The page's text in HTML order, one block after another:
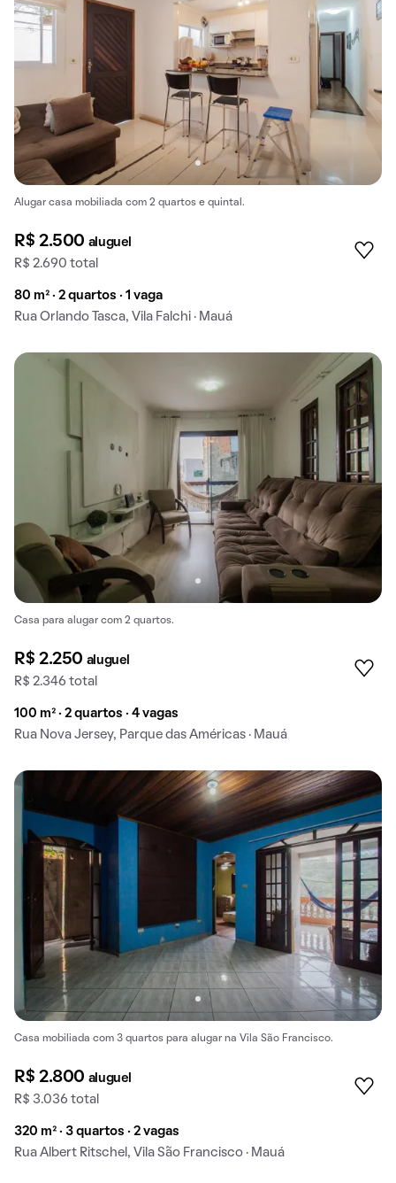
Alugar casa mobiliada com 2 quartos e quintal.
R$ 2.500 aluguel
R$ 2.690 total
80 m² · 2 quartos · 1 vaga
Rua Orlando Tasca, Vila Falchi · Mauá
Casa para alugar com 2 quartos.
R$ 2.250 aluguel
R$ 2.346 total
100 m² · 2 quartos · 4 vagas
Rua Nova Jersey, Parque das Américas · Mauá
Casa mobiliada com 3 quartos para alugar na Vila São Francisco.
R$ 2.800 aluguel
R$ 3.036 total
320 m² · 3 quartos · 2 vagas
Rua Albert Ritschel, Vila São Francisco · Mauá